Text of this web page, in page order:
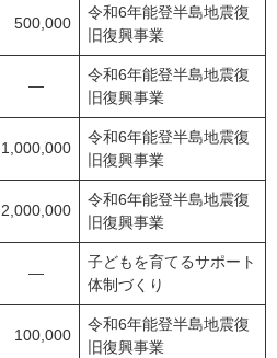
500,000
令和6年能登半島地震復
旧復興事業
―
令和6年能登半島地震復
旧復興事業
1,000,000
令和6年能登半島地震復
旧復興事業
2,000,000
令和6年能登半島地震復
旧復興事業
―
子どもを育てるサポート
体制づくり
100,000
令和6年能登半島地震復
旧復興事業